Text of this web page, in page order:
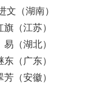
（湖南）
（江苏）
（湖北）
（广东）
（安徽）